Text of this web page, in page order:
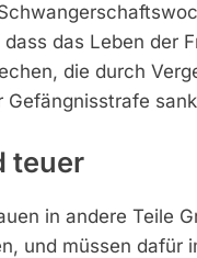
das Leben der
die durch
teuer
in andere Teile
und müssen dafür